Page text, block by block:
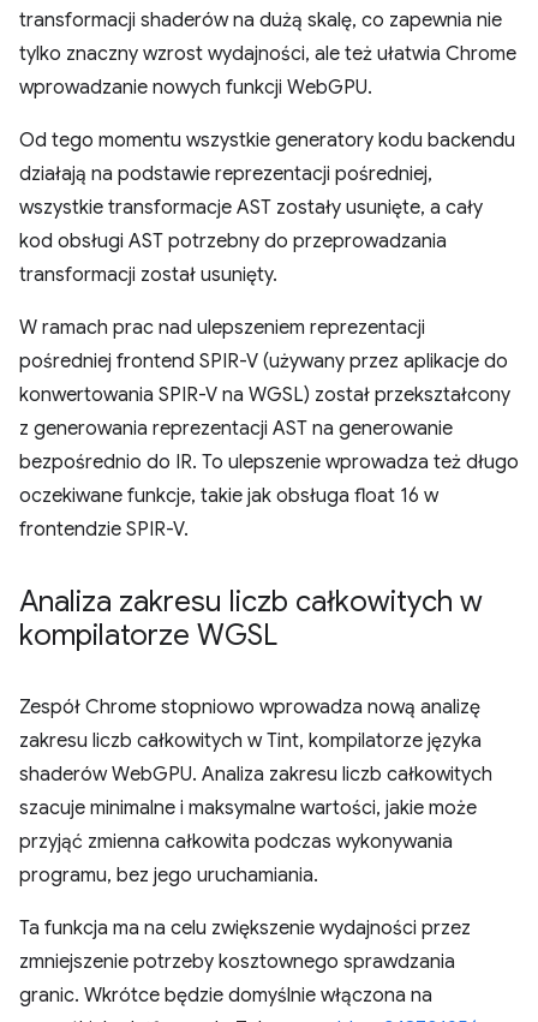
transformacji shaderów na dużą skalę, co zapewnia nie
tylko znaczny wzrost wydajności, ale też ułatwia Chrome
wprowadzanie nowych funkcji WebGPU.
Od tego momentu wszystkie generatory kodu backendu
działają na podstawie reprezentacji pośredniej,
wszystkie transformacje AST zostały usunięte, a cały
kod obsługi AST potrzebny do przeprowadzania
transformacji został usunięty.
W ramach prac nad ulepszeniem reprezentacji
pośredniej frontend SPIR-V (używany przez aplikacje do
konwertowania SPIR-V na WGSL) został przekształcony
z generowania reprezentacji AST na generowanie
bezpośrednio do IR. To ulepszenie wprowadza też długo
oczekiwane funkcje, takie jak obsługa float 16 w
frontendzie SPIR-V.
Analiza zakresu liczb całkowitych w
kompilatorze WGSL
Zespół Chrome stopniowo wprowadza nową analizę
zakresu liczb całkowitych w Tint, kompilatorze języka
shaderów WebGPU. Analiza zakresu liczb całkowitych
szacuje minimalne i maksymalne wartości, jakie może
przyjąć zmienna całkowita podczas wykonywania
programu, bez jego uruchamiania.
Ta funkcja ma na celu zwiększenie wydajności przez
zmniejszenie potrzeby kosztownego sprawdzania
granic. Wkrótce będzie domyślnie włączona na